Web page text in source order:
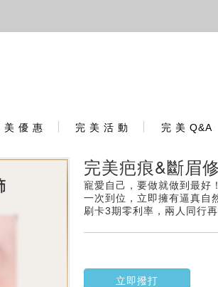
美 優 惠 完 美 活 動 完 美 Q&A
完美疤痕&斷眉
寵愛自己，要做就做到最好！
一次到位，立即擁有逼真自
刷卡3期零利率，兩人同行
立即撥打